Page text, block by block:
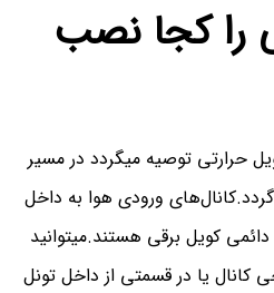
را کجا نصب
حرارتی توصیه میگردد در مسیر
ورودی هوا به داخل
کویل برقی هستند.میتوانید
یا در قسمتی از داخل تونل